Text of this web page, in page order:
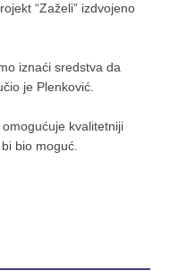
“Zaželi” izdvojeno
iznaći sredstva da
je Plenković.
kvalitetniji
bio moguć.